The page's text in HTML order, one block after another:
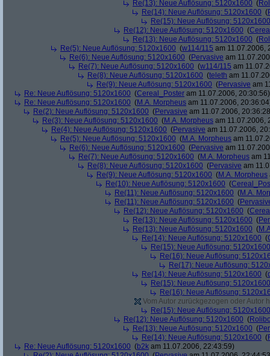
Re(13): Neue Auflösung: 5120x1600 (
Re(14): Neue Auflösung: 5120x1600 (
Re(15): Neue Auflösung: 5120x1600
Re(12): Neue Auflösung: 5120x1600 (
Re(13): Neue Auflösung: 5120x1600 (
Re(5): Neue Auflösung: 5120x1600 (w114/115 am 11.07.2006,
Re(6): Neue Auflösung: 5120x1600 (Pervasive am
Re(7): Neue Auflösung: 5120x1600 (w114/115 am
Re(8): Neue Auflösung: 5120x1600 (teleth am
Re(9): Neue Auflösung: 5120x1600 (Pervasive am
Re: Neue Auflösung: 5120x1600 (Cereal_Poster am 11.07.2006, 20:30:56)
Re: Neue Auflösung: 5120x1600 (M.A. Morpheus am 11.07.2006,
Re(2): Neue Auflösung: 5120x1600 (Pervasive am 11.07.2006,
Re(3): Neue Auflösung: 5120x1600 (M.A. Morpheus am 11.07.2006,
Re(4): Neue Auflösung: 5120x1600 (Pervasive am 11.07.2006,
Re(5): Neue Auflösung: 5120x1600 (M.A. Morpheus am
Re(6): Neue Auflösung: 5120x1600 (Pervasive am
Re(7): Neue Auflösung: 5120x1600 (M.A. Morpheus am
Re(8): Neue Auflösung: 5120x1600 (Pervasive am
Re(9): Neue Auflösung: 5120x1600 (M.A. Morpheus
Re(10): Neue Auflösung: 5120x1600 (
Re(11): Neue Auflösung: 5120x1600 (M.A.
Re(11): Neue Auflösung: 5120x1600 (
Re(12): Neue Auflösung: 5120x1600 (
Re(13): Neue Auflösung: 5120x1600 (
Re(13): Neue Auflösung: 5120x1600 (
Re(14): Neue Auflösung: 5120x1600 (
Re(15): Neue Auflösung: 5120x1600
Re(16): Neue Auflösung:
Re(17): Neue Auflösung:
Re(14): Neue Auflösung: 5120x1600 (
Re(15): Neue Auflösung: 5120x1600
Re(16): Neue Auflösung:
Vom Autor zurückgezogen oder Autor
Re(15): Neue Auflösung: 5120x1600
Re(12): Neue Auflösung: 5120x1600 (
Re(13): Neue Auflösung: 5120x1600 (
Re(14): Neue Auflösung: 5120x1600 (
Re: Neue Auflösung: 5120x1600 (b2k am 11.07.2006, 22:43:59)